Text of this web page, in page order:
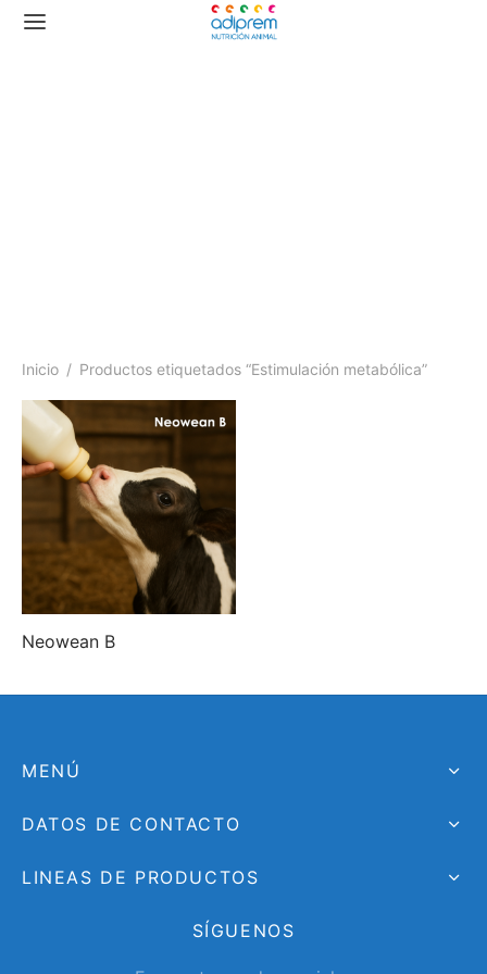
Inicio / Productos etiquetados “Estimulación metabólica”
Neowean B
MENÚ
DATOS DE CONTACTO
LINEAS DE PRODUCTOS
SÍGUENOS